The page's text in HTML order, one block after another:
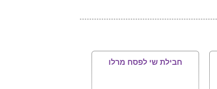
חבילת שי לפסח מרלו